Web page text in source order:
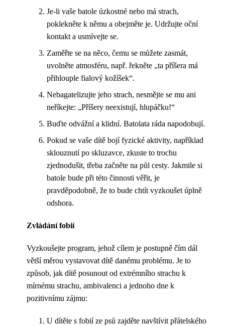
Je-li vaše batole úzkostné nebo má strach,
poklekněte k němu a obejměte je. Udržujte oční
kontakt a usmívejte se.
Zaměřte se na něco, čemu se můžete zasmát,
uvolněte atmosféru, např. řekněte „ta příšera má
přihlouple fialový kožíšek“.
Nebagatelizujte jeho strach, nesmějte se mu ani
neříkejte: „Příšery neexistují, hlupáčku!“
Buďte odvážní a klidní. Batolata ráda napodobují.
Pokud se vaše dítě bojí fyzické aktivity, například
sklouznutí po skluzavce, zkuste to trochu
zjednodušit, třeba začněte na půl cesty. Jakmile si
batole bude při této činnosti věřit, je
pravděpodobně, že to bude chtít vyzkoušet úplně
odshora.
Zvládání fobií
Vyzkoušejte program, jehož cílem je postupně čím dál
větší měrou vystavovat dítě danému problému. Je to
způsob, jak dítě posunout od extrémního strachu k
mírnému strachu, ambivalenci a jednoho dne k
pozitivnímu zájmu:
U dítěte s fobií ze psů zajděte navštívit přátelského